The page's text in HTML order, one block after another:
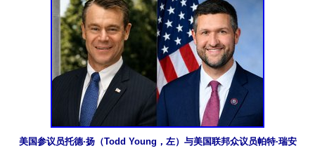
美国参议员托德·扬（Todd Young，左）与美国联邦众议员帕特·瑞安